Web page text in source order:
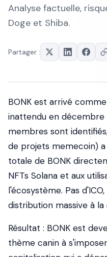
Analyse factuelle,
Doge et Shiba.
Partager :
BONK est arrivé
inattendu en décembre
membres sont
de projets memecoin)
totale de BONK
NFTs Solana et aux
l'écosystème. Pas
distribution massive à
Résultat : BONK est
thème canin à